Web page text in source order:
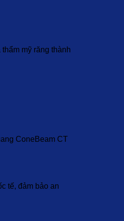
mỹ răng thành
ConeBeam CT
tế, đảm bảo an